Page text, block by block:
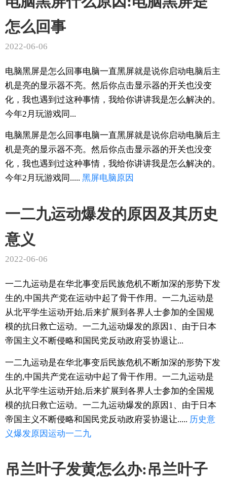
怎么回事
2022-06-06
电脑黑屏是怎么回事电脑一直黑屏就是说你启动电脑后主
机是亮的显示器不亮。然后你点击显示器的开关也没变
化，我也遇到过这种事情，我给你讲讲我是怎么解决的。
今年2月玩游戏同...
电脑黑屏是怎么回事电脑一直黑屏就是说你启动电脑后主
机是亮的显示器不亮。然后你点击显示器的开关也没变
化，我也遇到过这种事情，我给你讲讲我是怎么解决的。
今年2月玩游戏同..... 黑屏电脑原因
一二九运动爆发的原因及其历史
意义
2022-06-06
一二九运动是在华北事变后民族危机不断加深的形势下发
生的,中国共产党在运动中起了骨干作用。一二九运动是
从北平学生运动开始,后来扩展到各界人士参加的全国规
模的抗日救亡运动。一二九运动爆发的原因1、由于日本
帝国主义不断侵略和国民党反动政府妥协退让...
一二九运动是在华北事变后民族危机不断加深的形势下发
生的,中国共产党在运动中起了骨干作用。一二九运动是
从北平学生运动开始,后来扩展到各界人士参加的全国规
模的抗日救亡运动。一二九运动爆发的原因1、由于日本
帝国主义不断侵略和国民党反动政府妥协退让..... 历史意
义爆发原因运动一二九
吊兰叶子发黄怎么办:吊兰叶子